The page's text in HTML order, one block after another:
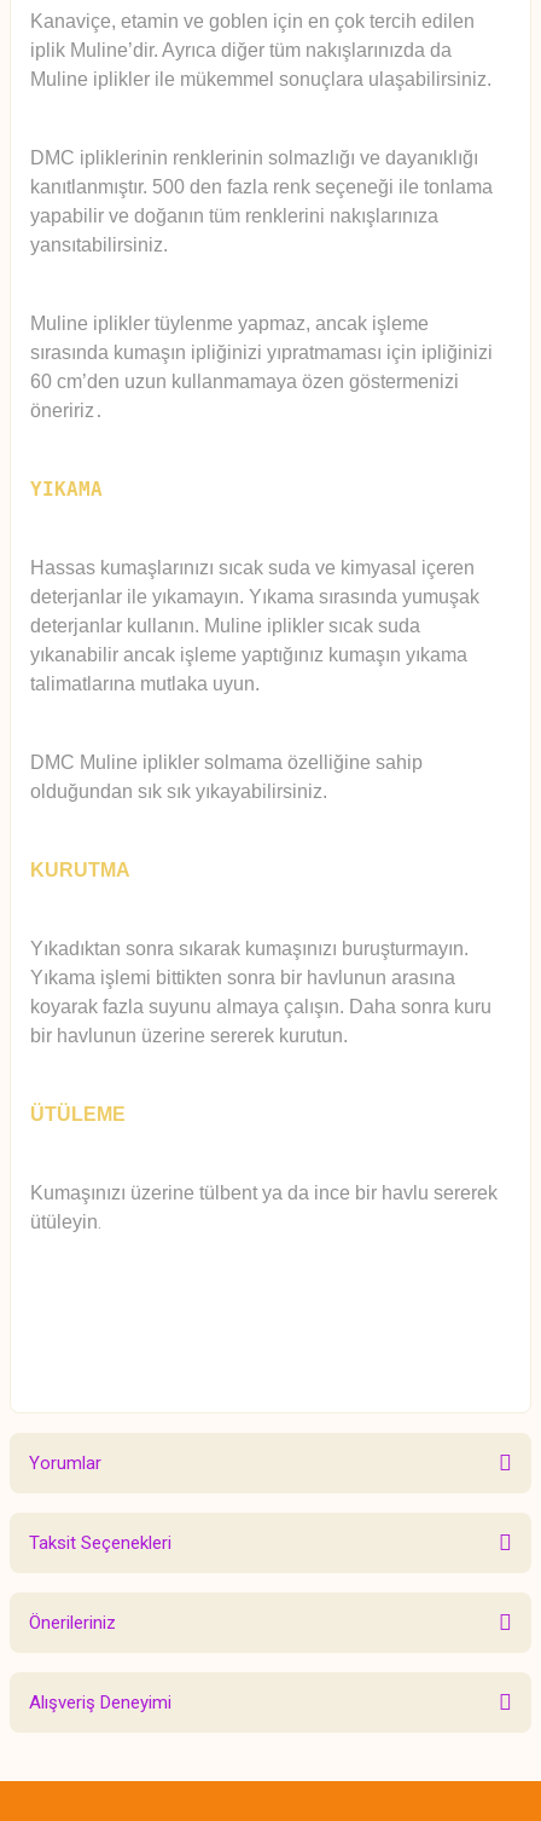
Kanaviçe, etamin ve goblen için en çok tercih edilen
iplik Muline’dir. Ayrıca diğer tüm nakışlarınızda da
Muline iplikler ile mükemmel sonuçlara ulaşabilirsiniz.
DMC ipliklerinin renklerinin solmazlığı ve dayanıklığı
kanıtlanmıştır. 500 den fazla renk seçeneği ile tonlama
yapabilir ve doğanın tüm renklerini nakışlarınıza
yansıtabilirsiniz.
Muline iplikler tüylenme yapmaz, ancak işleme
sırasında kumaşın ipliğinizi yıpratmaması için ipliğinizi
60 cm’den uzun kullanmamaya özen göstermenizi
öneririz .
YIKAMA
Hassas kumaşlarınızı sıcak suda ve kimyasal içeren
deterjanlar ile yıkamayın. Yıkama sırasında yumuşak
deterjanlar kullanın. Muline iplikler sıcak suda
yıkanabilir ancak işleme yaptığınız kumaşın yıkama
talimatlarına mutlaka uyun.
DMC Muline iplikler solmama özelliğine sahip
olduğundan sık sık yıkayabilirsiniz.
KURUTMA
Yıkadıktan sonra sıkarak kumaşınızı buruşturmayın.
Yıkama işlemi bittikten sonra bir havlunun arasına
koyarak fazla suyunu almaya çalışın. Daha sonra kuru
bir havlunun üzerine sererek kurutun.
ÜTÜLEME
Kumaşınızı üzerine tülbent ya da ince bir havlu sererek
ütüleyin.
Yorumlar
Taksit Seçenekleri
Önerileriniz
Bu ürünün fiyat bilgisi, resim, ürün açıklamalarında ve diğer konularda
yetersiz gördüğünüz noktaları öneri formunu kullanarak tarafımıza
Alışveriş Deneyimi